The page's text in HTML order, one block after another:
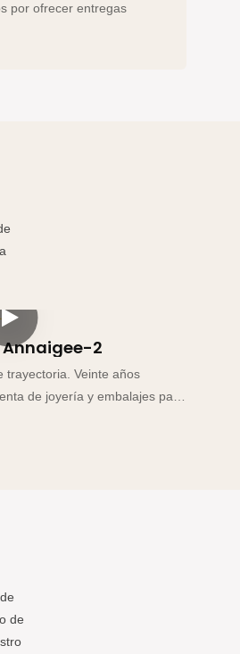
por ofrecer entregas
Annaigee-2
trayectoria. Veinte años
de joyería y embalajes para
de